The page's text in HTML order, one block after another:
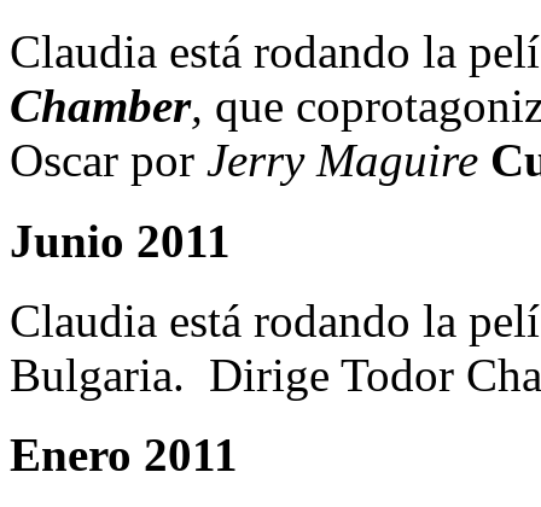
Claudia está rodando la
Chamber, que
Oscar por Jerry Maguire
Junio 2011
Claudia está rodando la
Bulgaria. Dirige Todor
Enero 2011